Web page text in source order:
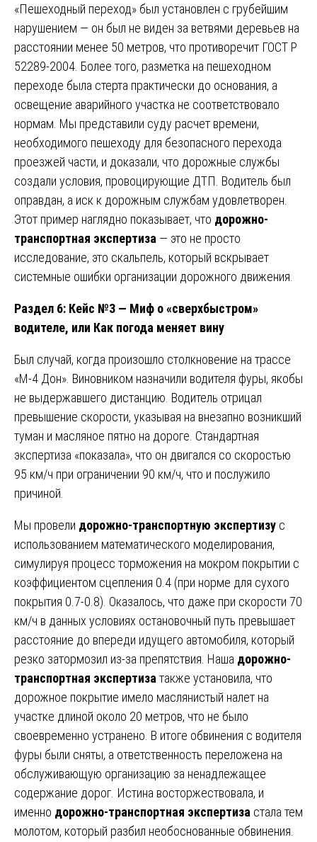
«Пешеходный переход» был установлен с грубейшим
нарушением — он был не виден за ветвями деревьев на
расстоянии менее 50 метров, что противоречит ГОСТ Р
52289-2004. Более того, разметка на пешеходном
переходе была стерта практически до основания, а
освещение аварийного участка не соответствовало
нормам. Мы представили суду расчет времени,
необходимого пешеходу для безопасного перехода
проезжей части, и доказали, что дорожные службы
создали условия, провоцирующие ДТП. Водитель был
оправдан, а иск к дорожным службам удовлетворен.
Этот пример наглядно показывает, что дорожно-
транспортная экспертиза — это не просто
исследование, это скальпель, который вскрывает
системные ошибки организации дорожного движения.
Раздел 6: Кейс №3 — Миф о «сверхбыстром»
водителе, или Как погода меняет вину
Был случай, когда произошло столкновение на трассе
«М-4 Дон». Виновником назначили водителя фуры, якобы
не выдержавшего дистанцию. Водитель отрицал
превышение скорости, указывая на внезапно возникший
туман и масляное пятно на дороге. Стандартная
экспертиза «показала», что он двигался со скоростью
95 км/ч при ограничении 90 км/ч, что и послужило
причиной.
Мы провели дорожно-транспортную экспертизу с
использованием математического моделирования,
симулируя процесс торможения на мокром покрытии с
коэффициентом сцепления 0.4 (при норме для сухого
покрытия 0.7-0.8). Оказалось, что даже при скорости 70
км/ч в данных условиях остановочный путь превышает
расстояние до впереди идущего автомобиля, который
резко затормозил из-за препятствия. Наша дорожно-
транспортная экспертиза также установила, что
дорожное покрытие имело маслянистый налет на
участке длиной около 20 метров, что не было
своевременно устранено. В итоге обвинения с водителя
фуры были сняты, а ответственность переложена на
обслуживающую организацию за ненадлежащее
содержание дорог. Истина восторжествовала, и
именно дорожно-транспортная экспертиза стала тем
молотом, который разбил необоснованные обвинения.